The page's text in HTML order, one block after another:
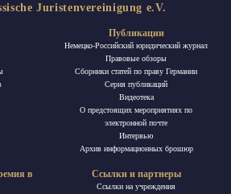
Juristenvereinigung e.V.
Публикации
Немецко-Российский юридический журнал
Правовые обзоры
Сборники статей по праву Германии
Ceрия публикаций
Видеотека
О предстоящих мероприятиях по
электронной почте
Интервью
Архив информационных брошюр
в
Ссылки и партнеры
Ссылки на учреждения